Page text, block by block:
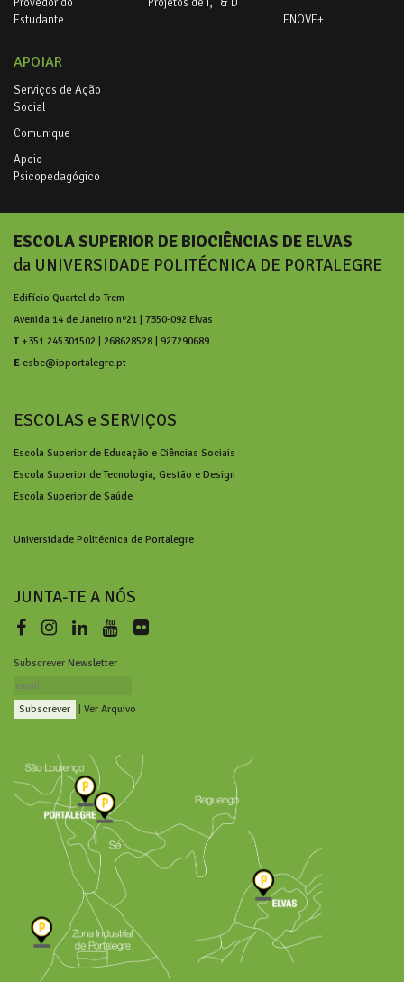
Estudante
ENOVE+
APOIAR
Serviços de Ação
Social
Comunique
Apoio
Psicopedagógico
ESCOLA SUPERIOR DE BIOCIÊNCIAS DE ELVAS
da UNIVERSIDADE POLITÉCNICA DE PORTALEGRE
Edifício Quartel do Trem
Avenida 14 de Janeiro nº21 | 7350-092 Elvas
T +351 245301502 | 268628528 | 927290689
E esbe@ipportalegre.pt
ESCOLAS e SERVIÇOS
Escola Superior de Educação e Ciências Sociais
Escola Superior de Tecnologia, Gestão e Design
Escola Superior de Saúde
Universidade Politécnica de Portalegre
JUNTA-TE A NÓS
Subscrever Newsletter
Ver Arquivo